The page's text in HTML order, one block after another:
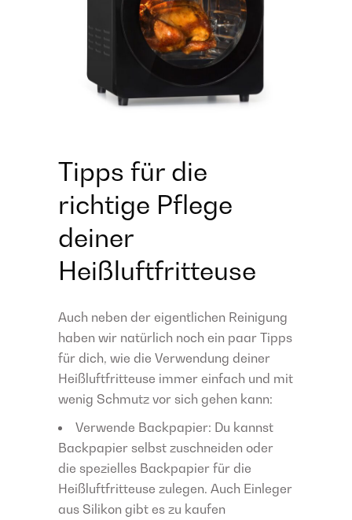
Tipps für die
richtige Pflege
deiner
Heißluftfritteuse
Auch neben der eigentlichen Reinigung
haben wir natürlich noch ein paar Tipps
für dich, wie die Verwendung deiner
Heißluftfritteuse immer einfach und mit
wenig Schmutz vor sich gehen kann:
Verwende Backpapier: Du kannst
Backpapier selbst zuschneiden oder
die spezielles Backpapier für die
Heißluftfritteuse zulegen. Auch Einleger
aus Silikon gibt es zu kaufen